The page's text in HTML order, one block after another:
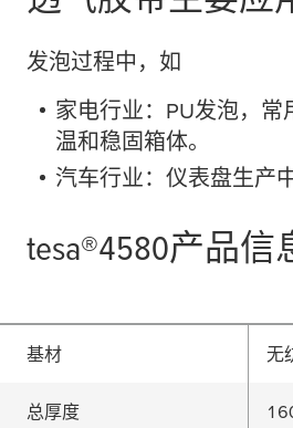
发泡过程中，如
家电行业：PU发泡，常
温和稳固箱体。
汽车行业：仪表盘生产
tesa®4580产品信
基材 无
总厚度